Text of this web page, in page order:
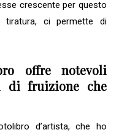
crescente per questo
ci permette di
offre notevoli
di fruizione che
d’artista, che ho